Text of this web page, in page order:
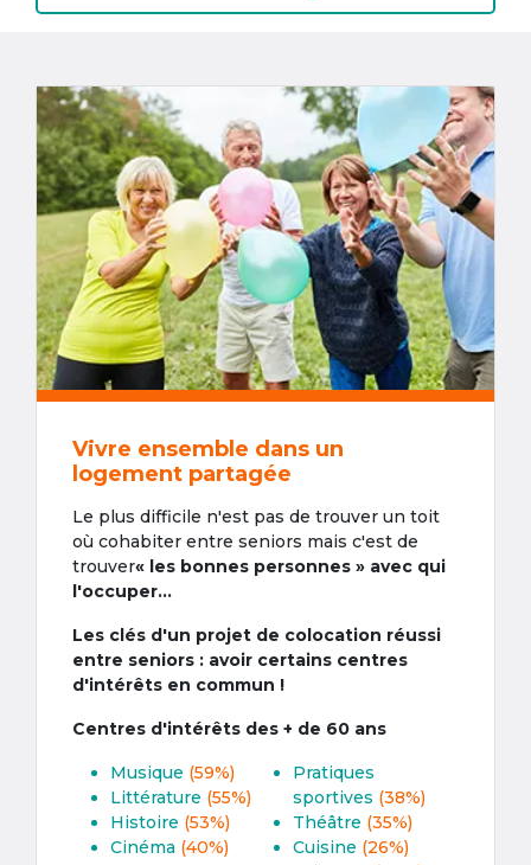
Vivre ensemble dans un
logement partagée
Le plus difficile n'est pas de trouver un toit
où cohabiter entre seniors mais c'est de
trouver« les bonnes personnes » avec qui
l'occuper...
Les clés d'un projet de colocation réussi
entre seniors : avoir certains centres
d'intérêts en commun !
Centres d'intérêts des + de 60 ans
Musique (59%)
Littérature (55%)
Histoire (53%)
Cinéma (40%)
Pratiques
sportives (38%)
Théâtre (35%)
Cuisine (26%)